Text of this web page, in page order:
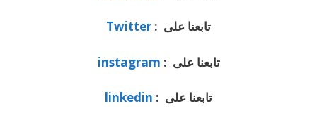
تابعنا على : Twitter
تابعنا على : instagram
تابعنا على : linkedin